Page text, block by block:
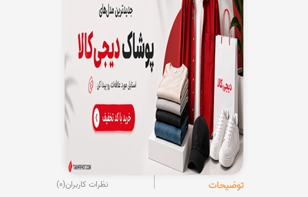
توضیحات نظرات کاربران(0)